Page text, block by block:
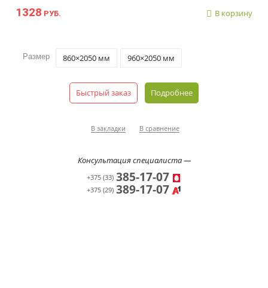
1328 РУБ. В корзину
Размер 860×2050 мм 960×2050 мм
Быстрый заказ Подробнее
В закладки В сравнение
Консультация специалиста —
+375 (33) 385-17-07
+375 (29) 389-17-07